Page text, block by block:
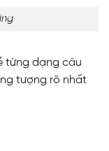
từng dạng câu
tượng rõ nhất